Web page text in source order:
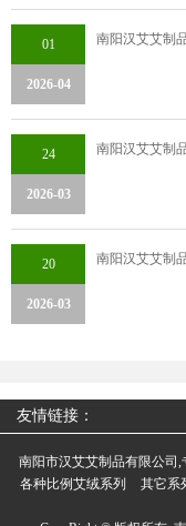
01
2026-04
南阳汉艾艾制
24
2026-03
南阳汉艾艾制
20
2026-03
南阳汉艾艾制
友情链接：
南阳市汉艾艾制品有限公司,
各种比例艾绒系列
其它系